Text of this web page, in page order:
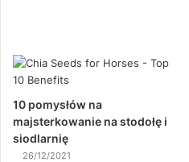
10 pomysłów na
majsterkowanie na stodołę i
siodlarnię
26/12/2021